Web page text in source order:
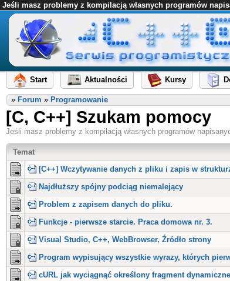
Jeśli masz problemy z kompilacją własnych programów
Start Aktualności Kursy
» Forum » Programowanie
[C, C++] Szukam pomocy
Jeśli masz problemy z kompilacją własnych programów
Temat
[C++] Wczytywanie danych z pliku i zapis w
Najdłuższy spójny podciąg niemalejący
Problem z zapisem danych do pliku.
Funkcje - pierwsze starcie. Praca domowa nr. 3.
Visual Studio, C++, WebBrowser, Źródło strony
Program wypisujący wszystkie wyrazy, których
cURL jak wyciągnąć określony fragment